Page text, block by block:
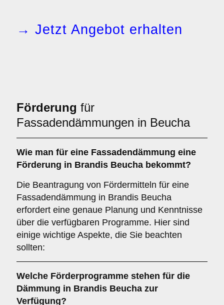
→ Jetzt Angebot erhalten
Förderung für
Fassadendämmungen in Beucha
Wie man für eine Fassadendämmung eine
Förderung in Brandis Beucha bekommt?
Die Beantragung von Fördermitteln für eine
Fassadendämmung in Brandis Beucha
erfordert eine genaue Planung und Kenntnisse
über die verfügbaren Programme. Hier sind
einige wichtige Aspekte, die Sie beachten
sollten:
Welche Förderprogramme stehen für die
Dämmung in Brandis Beucha zur
Verfügung?